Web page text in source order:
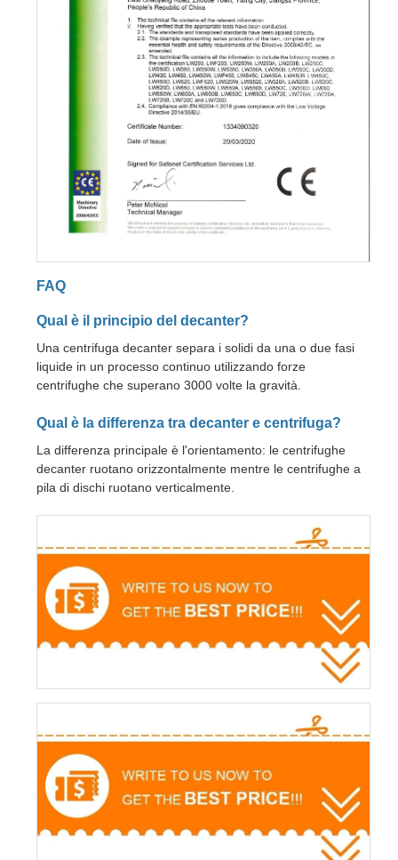
FAQ
Qual è il principio del decanter?
Una centrifuga decanter separa i solidi da una o due fasi
liquide in un processo continuo utilizzando forze
centrifughe che superano 3000 volte la gravità.
Qual è la differenza tra decanter e centrifuga?
La differenza principale è l'orientamento: le centrifughe
decanter ruotano orizzontalmente mentre le centrifughe a
pila di dischi ruotano verticalmente.